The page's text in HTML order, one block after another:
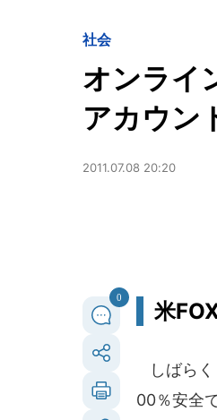
社会
オンライ
アカウン
2011.07.08 20:20
0
米
しばらく
00％安全